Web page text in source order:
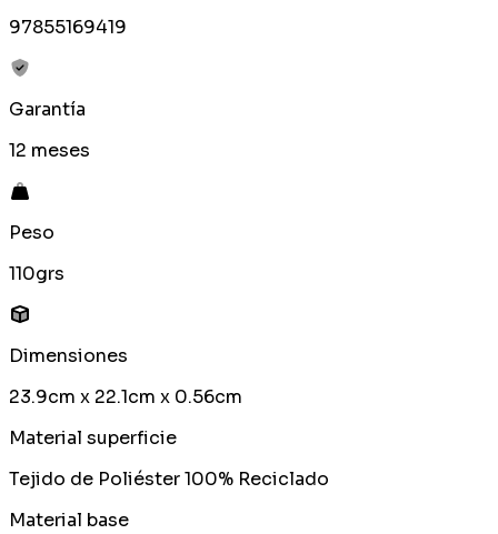
97855169419
Garantía
12 meses
Peso
110grs
Dimensiones
23.9cm x 22.1cm x 0.56cm
Material superficie
Tejido de Poliéster 100% Reciclado
Material base